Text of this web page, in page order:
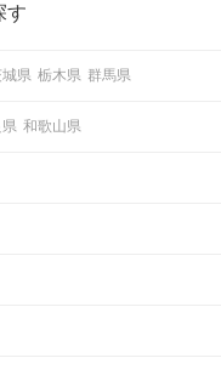
た♪ いままさに楽しいことを探し
す
県 栃木県 群馬県
和歌山県